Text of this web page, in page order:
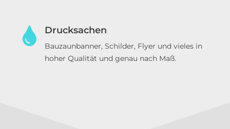
Drucksachen
Bauzaunbanner, Schilder, Flyer und vieles in
hoher Qualität und genau nach Maß.